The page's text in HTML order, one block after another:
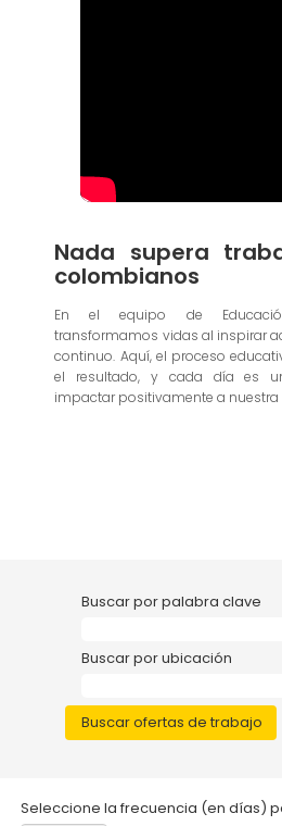
Nada supera
colombianos
En el equipo de
transformamos vidas al inspirar
continuo. Aquí, el proceso
el resultado, y cada día es
impactar positivamente a nuestra
Buscar por palabra clave
Buscar por ubicación
Seleccione la frecuencia (en días)